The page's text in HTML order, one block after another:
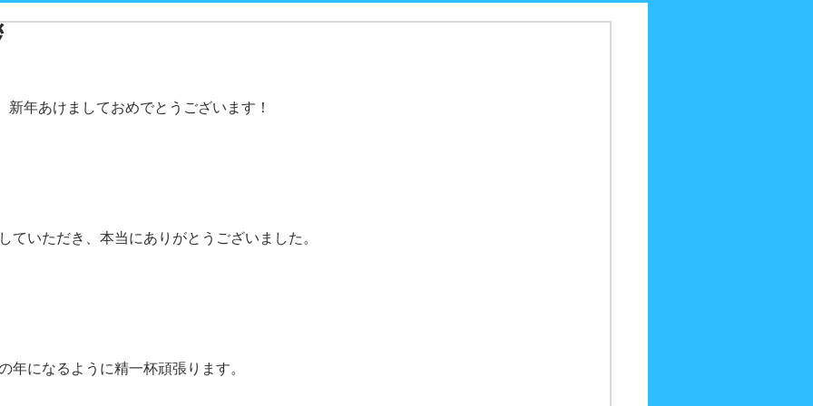
新年あけましておめでとうございます！
ていただき、本当にありがとうございました。
年になるように精一杯頑張ります。